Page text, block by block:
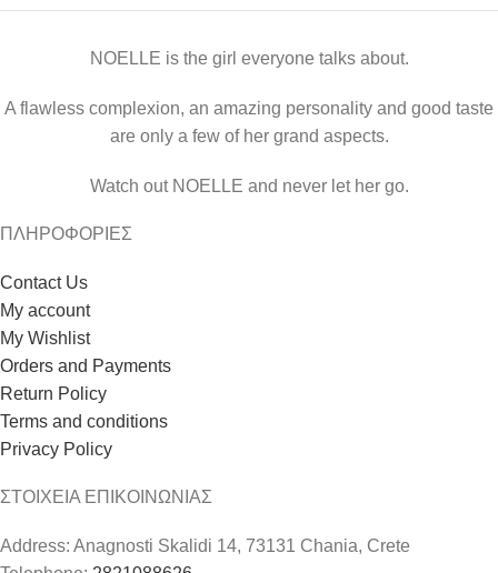
NOELLE is the girl everyone talks about.
A flawless complexion, an amazing personality and good taste
are only a few of her grand aspects.
Watch out NOELLE and never let her go.
ΠΛΗΡΟΦΟΡΙΕΣ
Contact Us
My account
My Wishlist
Orders and Payments
Return Policy
Terms and conditions
Privacy Policy
ΣΤΟΙΧΕΙΑ ΕΠΙΚΟΙΝΩΝΙΑΣ
Address: Anagnosti Skalidi 14, 73131 Chania, Crete